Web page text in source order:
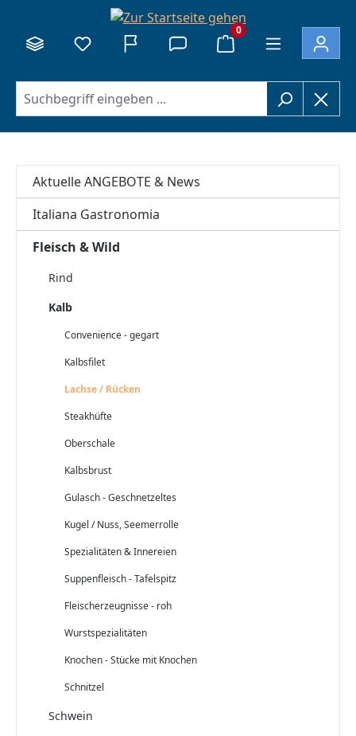
0
Aktuelle ANGEBOTE & News
Italiana Gastronomia
Fleisch & Wild
Rind
Kalb
Convenience - gegart
Kalbsfilet
Lachse / Rücken
Steakhüfte
Oberschale
Kalbsbrust
Gulasch - Geschnetzeltes
Kugel / Nuss, Seemerrolle
Spezialitäten & Innereien
Suppenfleisch - Tafelspitz
Fleischerzeugnisse - roh
Wurstspezialitäten
Knochen - Stücke mit Knochen
Schnitzel
Schwein